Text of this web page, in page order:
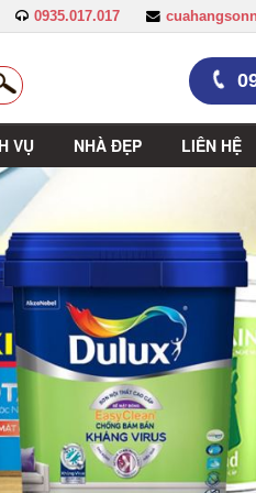
0935.017.017
VỤ NHÀ ĐẸP LIÊN HỆ